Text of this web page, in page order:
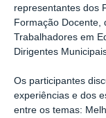
representantes dos
Formação Docente,
Trabalhadores em
Dirigentes
Os participantes
experiências e dos
entre os temas: